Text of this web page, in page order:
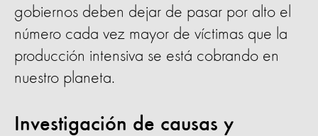
gobiernos deben dejar de pasar por alto el
número cada vez mayor de víctimas que la
producción intensiva se está cobrando en
nuestro planeta.
Investigación de causas y